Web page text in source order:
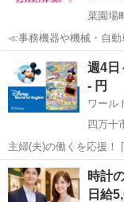
菜園場
≪事務機器や機械・自動
OK！ ●新規顧客は紹介での獲得になるため、飛び込み営業なし！ ●
過去に派遣から直接雇
所属部署は男性の...
高知市 菜
週4日
- 円
ワール
四万十
主婦(夫)の働くを応援！ [勤務日数]： 週4日~
10:00~17:00/10:00~16:00/
駅]： 高知県四万十市 ※
高知 四万十市
時計
日給